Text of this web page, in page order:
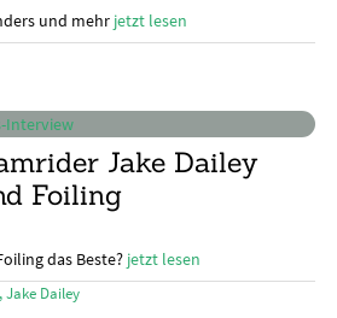
und mehr jetzt lesen
Jake Dailey
Foiling
das Beste? jetzt lesen
Jake Dailey